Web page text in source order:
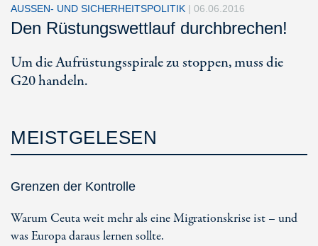
AUSSEN- UND SICHERHEITSPOLITIK | 06.06.2016
Den Rüstungswettlauf durchbrechen!
Um die Aufrüstungsspirale zu stoppen, muss die
G20 handeln.
MEISTGELESEN
Grenzen der Kontrolle
Warum Ceuta weit mehr als eine Migrationskrise ist – und
was Europa daraus lernen sollte.